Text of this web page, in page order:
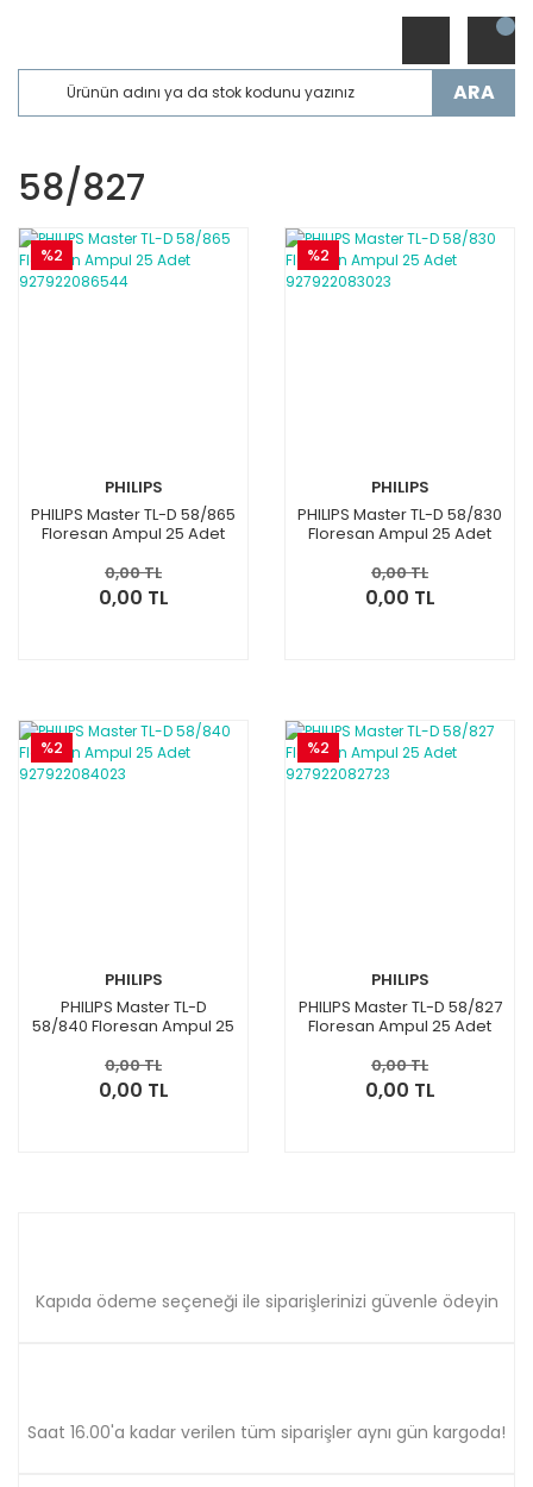
ARA
58/827
%2
PHILIPS
PHILIPS Master TL-D 58/865
Floresan Ampul 25 Adet
0,00 TL
0,00 TL
%2
PHILIPS
PHILIPS Master TL-D 58/830
Floresan Ampul 25 Adet
0,00 TL
0,00 TL
%2
PHILIPS
PHILIPS Master TL-D
58/840 Floresan Ampul 25
0,00 TL
0,00 TL
%2
PHILIPS
PHILIPS Master TL-D 58/827
Floresan Ampul 25 Adet
0,00 TL
0,00 TL
Kapıda ödeme seçeneği ile siparişlerinizi güvenle ödeyin
Saat 16.00'a kadar verilen tüm siparişler aynı gün kargoda!